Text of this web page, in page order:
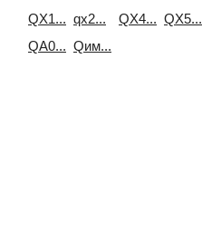
QX1... qx2... QX4... QX5...
QА0... Qим...